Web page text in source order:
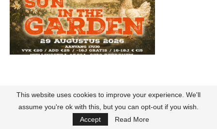
This website uses cookies to improve your experience. We'll
assume you're ok with this, but you can opt-out if you wish.
Accept
Read More